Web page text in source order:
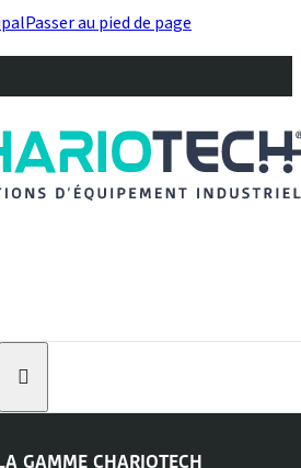
Passer au pied de page
GAMME CHARIOTECH